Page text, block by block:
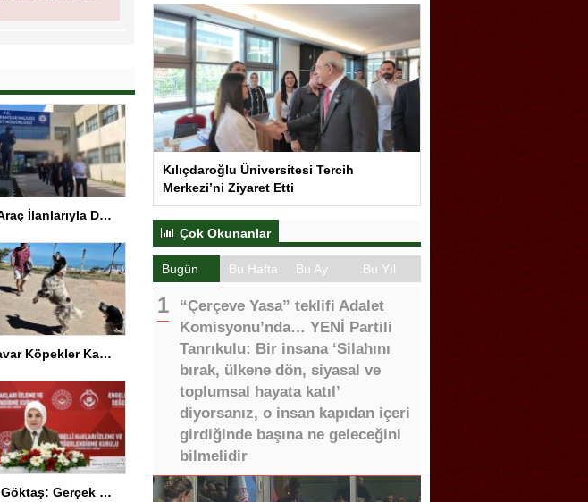
Sahte Araç İlanlarıyla Dolandırıcılık: 11 Gözaltı
Dronsavar Köpekler Kapısuyu’nda
Bakan Göktaş: Gerçek kalkınma engelli bireyleri kapsamalı
Kılıçdaroğlu Üniversitesi Tercih
Merkezi’ni Ziyaret Etti
Çok Okunanlar
Bugün Bu Hafta Bu Ay Bu Yıl
“Çerçeve Yasa” teklifi Adalet
Komisyonu’nda… YENİ Partili
Tanrıkulu: Bir insana ‘Silahını
bırak, ülkene dön, siyasal ve
toplumsal hayata katıl’
diyorsanız, o insan kapıdan içeri
girdiğinde başına ne geleceğini
bilmelidir